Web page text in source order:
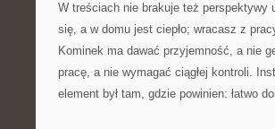
W treściach nie brakuje też
się, a w domu jest ciepło; wracasz z
Kominek ma dawać przyjemność, a nie
pracę, a nie wymagać ciągłej kontroli.
element był tam, gdzie powinien: łatwo